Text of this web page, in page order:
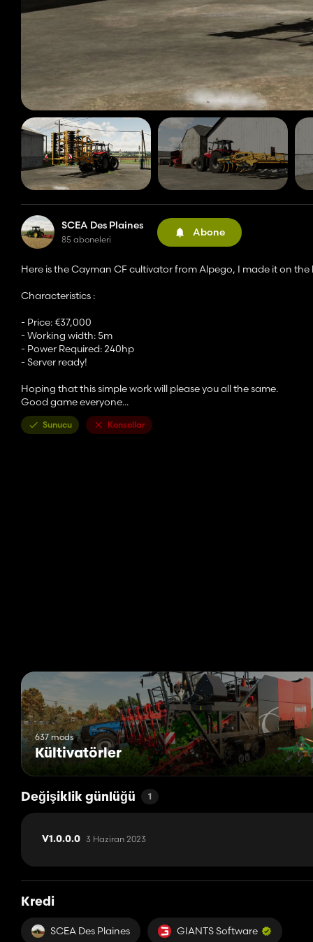
SCEA Des Plaines
85 aboneleri
Abone
Here is the Cayman CF cultivator from Alpego, I made it on
Characteristics :
- Price: €37,000
- Working width: 5m
- Power Required: 240hp
- Server ready!
Hoping that this simple work will please you all the same.
Good game everyone...
Sunucu Konsollar
637 mods
Kültivatörler
Değişiklik günlüğü 1
V1.0.0.0 3 Haziran 2023
Kredi
SCEA Des Plaines GIANTS Software